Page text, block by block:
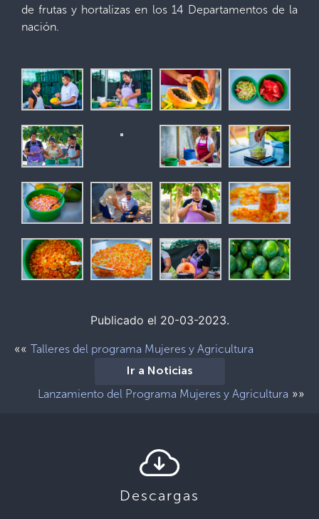
de frutas y hortalizas en los 14 Departamentos de la
nación.
Publicado el 20-03-2023.
«« Talleres del programa Mujeres y Agricultura
Ir a Noticias
Lanzamiento del Programa Mujeres y Agricultura »»
Descargas